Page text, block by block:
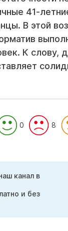
41-
В этой
К слову,
0 8
канал в
и без